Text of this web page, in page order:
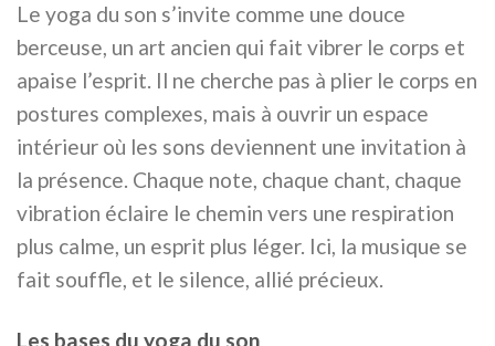
Le yoga du son s’invite comme une douce
berceuse, un art ancien qui fait vibrer le corps et
apaise l’esprit. Il ne cherche pas à plier le corps en
postures complexes, mais à ouvrir un espace
intérieur où les sons deviennent une invitation à
la présence. Chaque note, chaque chant, chaque
vibration éclaire le chemin vers une respiration
plus calme, un esprit plus léger. Ici, la musique se
fait souffle, et le silence, allié précieux.
Les bases du yoga du son